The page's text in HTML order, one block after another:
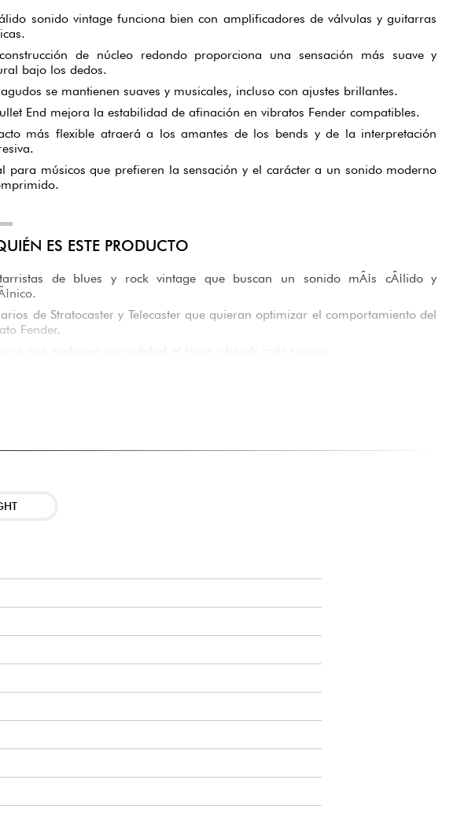
sonido vintage funciona bien con amplificadores de válvulas y guitarras
de núcleo redondo proporciona una sensación más suave y
bajo los dedos.
agudos se mantienen suaves y musicales, incluso con ajustes brillantes.
End mejora la estabilidad de afinación en vibratos Fender compatibles.
más flexible atraerá a los amantes de los bends y de la interpretación
para músicos que prefieren la sensación y el carácter a un sonido moderno
ES ESTE PRODUCTO
de blues y rock vintage que buscan un sonido mÃ¡s cÃ¡lido y
de Stratocaster y Telecaster que quieran optimizar el comportamiento del
Fender.
que prefieren comodidad al tocar y bends más suaves.